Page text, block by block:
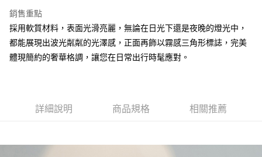
1.本服務由台灣大哥大提供，台灣大哥大用戶可立即使用無須另外申請。
2.付款方式選擇「大哥付你分期」，訂單成立後會自動跳轉到大哥付的交易
流程，驗證手機門號後，選擇欲分期的期數、繳款截止日，確認付款後即完
成交易。
3.實際核准額度、可分期數及費用金額請依後續交易確認頁面所載為準。
1.分期款項不併入電信帳單，「大哥付你分期」於每月結算日後寄送繳費提
AFTEE先享後付
相關說明
【關於「AFTEE先享後付」】
AFTEE先享後付是「在收到商品之後才付款」的支付方式。 讓您購物簡單
便利好安心！
【「AFTEE先享後付」結帳流程】
２．訂單成立數日內，您將收到繳費通知簡訊。
每筆NT$60，滿NT$1,500(含以上)免運費
銷售重點
採用軟質材料，表面光滑亮麗，無論在日光下還是夜晚的燈光中，
都能展現出波光粼粼的光澤感，正面再飾以霧感三角形標誌，完美
體現簡約的奢華格調，讓您在日常出行時髦應對。
詳細說明 商品規格 相關推薦